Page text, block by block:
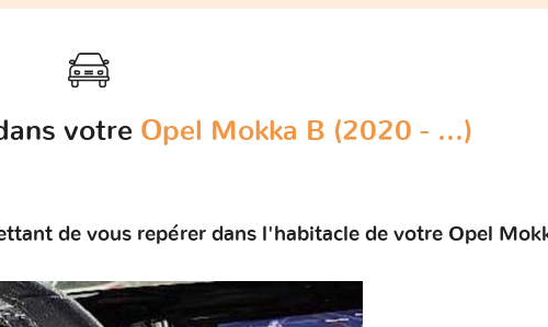
votre Opel Mokka B (2020 - ...)
de vous repérer dans l'habitacle de votre Opel